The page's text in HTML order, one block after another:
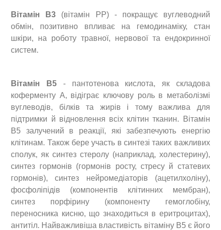
Вітамін В3 (вітамін РР) - покращує вуглеводний
обмін, позитивно впливає на гемодинаміку, стан
шкіри, на роботу травної, нервової та ендокринної
систем.
Вітамін В5 - пантотенова кислота, як складова
коферменту А, відіграє ключову роль в метаболізмі
вуглеводів, білків та жирів і тому важлива для
підтримки й відновлення всіх клітин тканин. Вітамін
В5 залучений в реакції, які забезпечують енергію
клітинам. Також бере участь в синтезі таких важливих
сполук, як синтез стеролу (наприклад, холестерину),
синтез гормонів (гормонів росту, стресу й статевих
гормонів), синтез нейромедіаторів (ацетилхоліну),
фосфоліпідів (компонентів клітинних мембран),
синтез порфірину (компоненту гемоглобіну,
переносника кисню, що знаходиться в еритроцитах),
антитіл. Найважливіша властивість вітаміну В5 є його